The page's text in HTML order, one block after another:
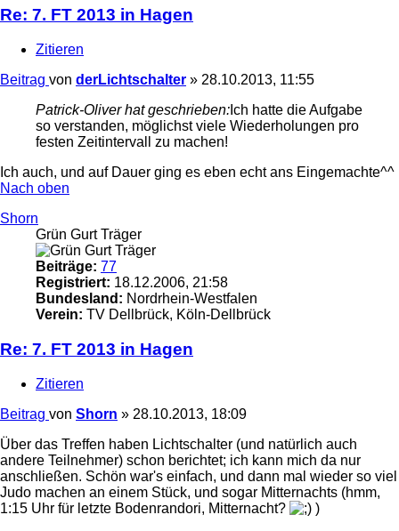
Re: 7. FT 2013 in Hagen
Zitieren
Beitrag von derLichtschalter » 28.10.2013, 11:55
Patrick-Oliver hat geschrieben: Ich hatte die Aufgabe
so verstanden, möglichst viele Wiederholungen pro
festen Zeitintervall zu machen!
Ich auch, und auf Dauer ging es eben echt ans Eingemachte^^
Nach oben
Shorn
Grün Gurt Träger
Beiträge: 77
Registriert: 18.12.2006, 21:58
Bundesland: Nordrhein-Westfalen
Verein: TV Dellbrück, Köln-Dellbrück
Re: 7. FT 2013 in Hagen
Zitieren
Beitrag von Shorn » 28.10.2013, 18:09
Über das Treffen haben Lichtschalter (und natürlich auch
andere Teilnehmer) schon berichtet; ich kann mich da nur
anschließen. Schön war's einfach, und dann mal wieder so viel
Judo machen an einem Stück, und sogar Mitternachts (hmm,
1:15 Uhr für letzte Bodenrandori, Mitternacht?
)